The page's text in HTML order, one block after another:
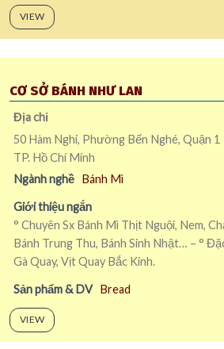
VIEW
CƠ SỞ BÁNH NHƯ LAN
Địa chỉ
50 Hàm Nghi, Phường Bến Nghé, Quận 1
TP. Hồ Chí Minh
Ngành nghề Bánh Mì
Giới thiệu ngắn
° Chuyên Sx Bánh Mì Thịt Nguội, Nem,
Bánh Trung Thu, Bánh Sinh Nhật… – °
Gà Quay, Vịt Quay Bắc Kinh.
Sản phẩm & DV Bread
VIEW